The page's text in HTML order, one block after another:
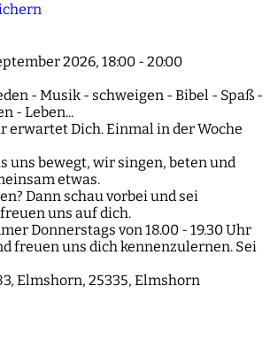
2026, 18:00 - 20:00
- Musik - schweigen - Bibel - Spaß -
- Leben...
erwartet Dich. Einmal in der Woche
uns bewegt, wir singen, beten und
etwas.
Dann schau vorbei und sei
uns auf dich.
Donnerstags von 18.00 - 19.30 Uhr
freuen uns dich kennenzulernen. Sei
Elmshorn, 25335, Elmshorn